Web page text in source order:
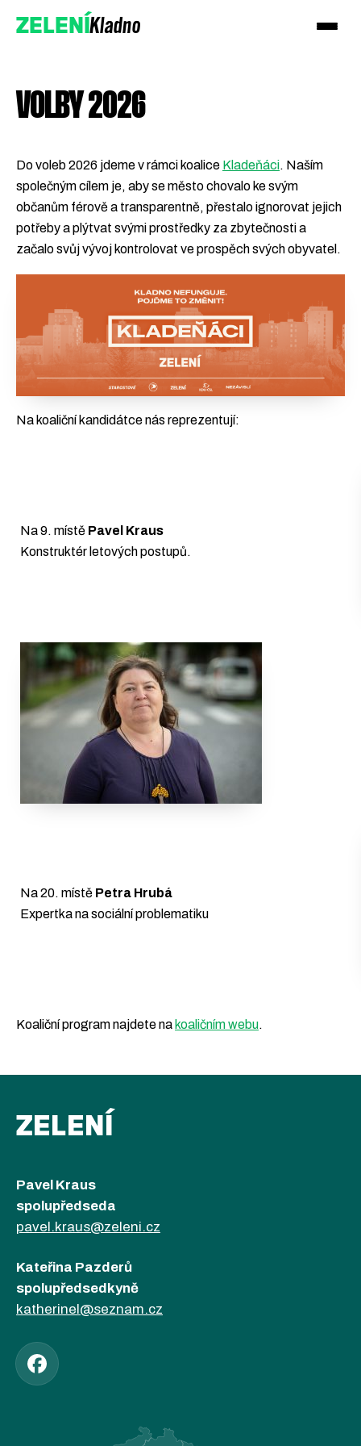
ZELENÍKladno
Podpořte nás darem
VOLBY 2026
Do voleb 2026 jdeme v rámci koalice Kladeňáci. Naším
společným cílem je, aby se město chovalo ke svým
občanům férově a transparentně, přestalo ignorovat jejich
potřeby a plýtvat svými prostředky za zbytečnosti a
začalo svůj vývoj kontrolovat ve prospěch svých obyvatel.
Na koaliční kandidátce nás reprezentují:
Na 9. místě Pavel Kraus
Konstruktér letových postupů.
Na 20. místě Petra Hrubá
Expertka na sociální problematiku
Koaliční program najdete na koaličním webu.
ZELENÍ
Pavel Kraus
spolupředseda
pavel.kraus@zeleni.cz
Kateřina Pazderů
spolupředsedkyně
katherinel@seznam.cz